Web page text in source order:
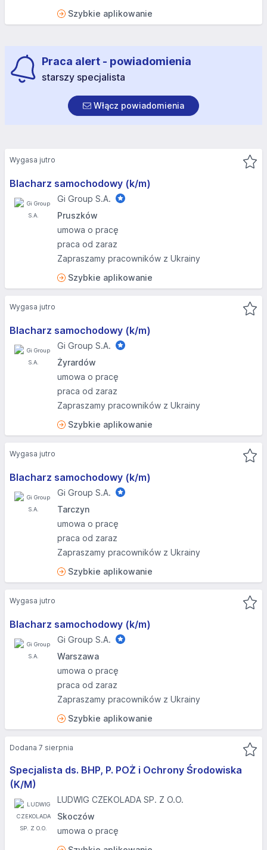
Szybkie aplikowanie
Praca alert - powiadomienia
starszy specjalista
Włącz powiadomienia
Blacharz samochodowy (k/m)
Gi Group S.A.
Pruszków
umowa o pracę
praca od zaraz
Zapraszamy pracowników z Ukrainy
Szybkie aplikowanie
Wygasa jutro
Blacharz samochodowy (k/m)
Gi Group S.A.
Żyrardów
umowa o pracę
praca od zaraz
Zapraszamy pracowników z Ukrainy
Szybkie aplikowanie
Wygasa jutro
Blacharz samochodowy (k/m)
Gi Group S.A.
Tarczyn
umowa o pracę
praca od zaraz
Zapraszamy pracowników z Ukrainy
Szybkie aplikowanie
Wygasa jutro
Blacharz samochodowy (k/m)
Gi Group S.A.
Warszawa
umowa o pracę
praca od zaraz
Zapraszamy pracowników z Ukrainy
Szybkie aplikowanie
Wygasa jutro
Specjalista ds. BHP, P. POŻ i Ochrony Środowiska
(K/M)
LUDWIG CZEKOLADA SP. Z O.O.
Skoczów
umowa o pracę
Dodana 7 sierpnia